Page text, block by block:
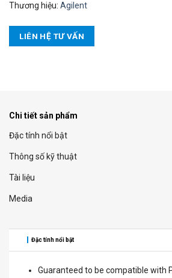
Thương hiệu: Agilent
LIÊN HỆ TƯ VẤN
Chi tiết sản phẩm
Đặc tính nổi bật
Thông số kỹ thuật
Tài liệu
Media
Đặc tính nổi bật
Guaranteed to be compatible with